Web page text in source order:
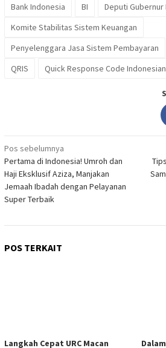
Bank Indonesia BI Deputi Gubernur
Komite Stabilitas Sistem Keuangan
Penyelenggara Jasa Sistem Pembayaran
QRIS
Quick Response Code
Navigasi
pos
Pos sebelumnya
Pertama di Indonesia! Umroh dan
Haji Eksklusif Aziza, Manjakan
Jemaah Ibadah dengan Pelayanan
Super Terbaik
POS TERKAIT
Langkah Cepat URC Macan